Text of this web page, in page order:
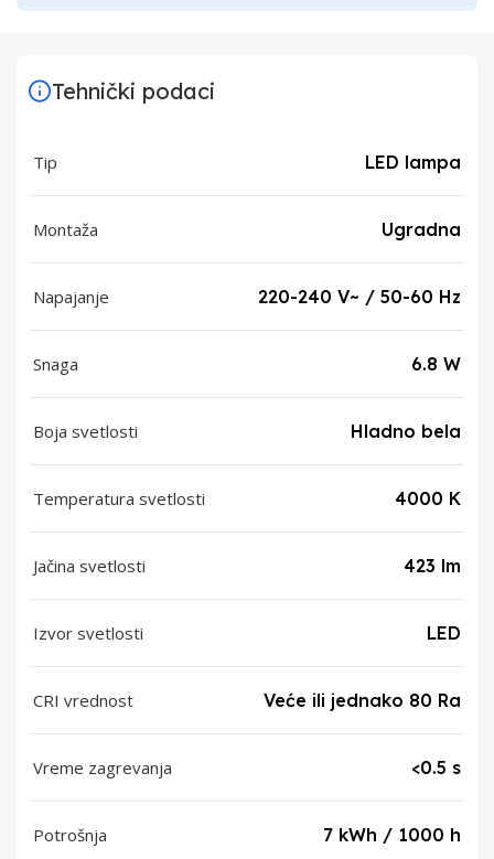
Tehnički podaci
Tip LED lampa
Montaža Ugradna
Napajanje 220-240 V~ / 50-60 Hz
Snaga 6.8 W
Boja svetlosti Hladno bela
Temperatura svetlosti 4000 K
Jačina svetlosti 423 lm
Izvor svetlosti LED
CRI vrednost Veće ili jednako 80 Ra
Vreme zagrevanja <0.5 s
Potrošnja 7 kWh / 1000 h